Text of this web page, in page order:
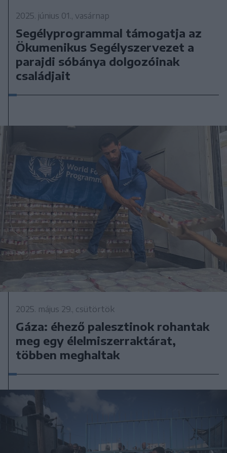
2025. június 01., vasárnap
Segélyprogrammal támogatja az
Ökumenikus Segélyszervezet a
parajdi sóbánya dolgozóinak
családjait
2025. május 29., csütörtök
Gáza: éhező palesztinok rohantak
meg egy élelmiszerraktárat,
többen meghaltak